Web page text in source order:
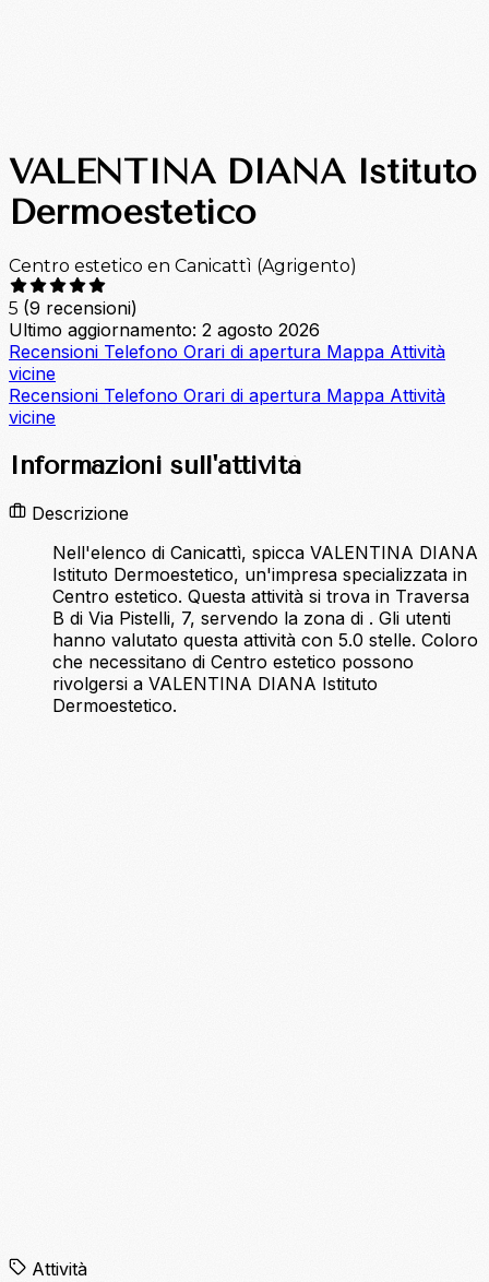
VALENTINA DIANA Istituto
Dermoestetico
Centro estetico en Canicattì (Agrigento)
5 (9 recensioni)
Ultimo aggiornamento: 2 agosto 2026
Recensioni Telefono Orari di apertura Mappa Attività
vicine
Recensioni Telefono Orari di apertura Mappa Attività
vicine
Informazioni sull'attività
Descrizione
Nell'elenco di Canicattì, spicca VALENTINA DIANA
Istituto Dermoestetico, un'impresa specializzata in
Centro estetico. Questa attività si trova in Traversa
B di Via Pistelli, 7, servendo la zona di . Gli utenti
hanno valutato questa attività con 5.0 stelle. Coloro
che necessitano di Centro estetico possono
rivolgersi a VALENTINA DIANA Istituto
Dermoestetico.
Attività